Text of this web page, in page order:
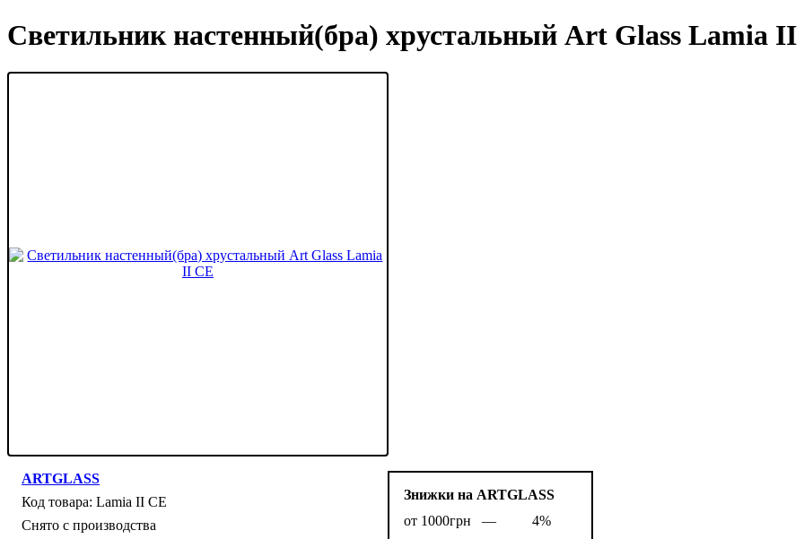
Светильник настенный(бра) хрустальный Art Glass Lamia II
Знижки на ARTGLASS
от 1000грн —
4%
ARTGLASS
Lamia II CE
Снято с производства